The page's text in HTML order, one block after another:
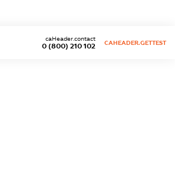
0 (800) 210 102
caHeader.contact
CAHEADER.GETTEST